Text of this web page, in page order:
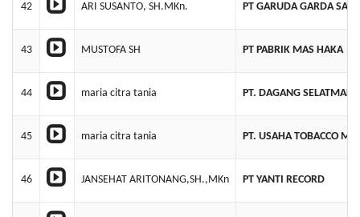
42 ARI SUSANTO, SH.MKn. PT GARUDA GARDA
43 MUSTOFA SH PT PABRIK MAS HAKA
44 maria citra tania PT. DAGANG
45 maria citra tania PT. USAHA TOBACCO
46 JANSEHAT ARITONANG,SH.,MKn PT YANTI RECORD